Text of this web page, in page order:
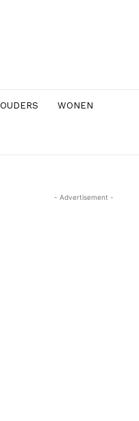
OUDERS WONEN
- Advertisement -